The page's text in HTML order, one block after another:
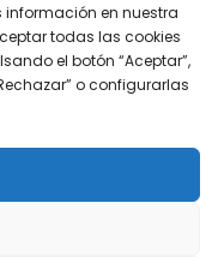
en nuestra
todas las cookies
el botón “Aceptar”,
o configurarlas
abogados
materias de
de 50 años al